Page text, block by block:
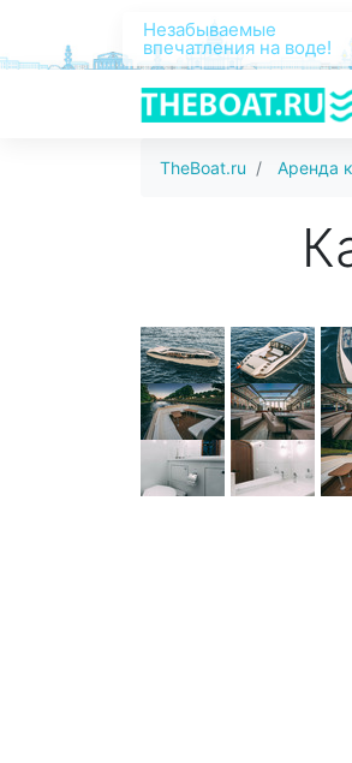
Незабываемые
впечатления на воде!
TheBoat.ru Аренда